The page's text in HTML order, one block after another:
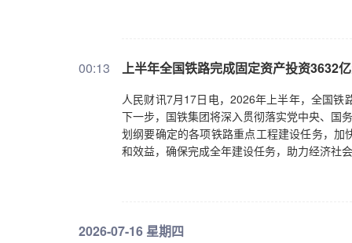
来看，各方对稳定市场有信心，也有行动。7
两创板自愿性披露50余家，其中不乏此前市
到1500余家次，其中主板有820余家次、两创
予以否认，明确两融风险可控，不存在大面积
也纷纷否认“已将韩国科技股走势纳入因子模
各方合力，健全长钱长投的市场机制；主动
存储龙头上市，资金分化可能好于预期，构
确保人工智能始终处于人类控制之下。共同
法。第三，鼓励包容并蓄，促进文明互鉴。
理解和包容，促进不同文明交流互鉴，精心
理。践行真正的多边主义，切实发挥联合国
形成具有广泛共识的全球治理框架，让这一
沟，促进可持续发展，避免在人工智能领域造
策制度、应用规范、伦理准则，确保人工智
00:13 上半年全国铁路完成固定资产投资3632
人民财讯7月17日电，2026年上半年，全国
下一步，国铁集团将深入贯彻落实党中央、国
划纲要确定的各项铁路重点工程建设任务，
和效益，确保完成全年建设任务，助力经济社
2026-07-16 星期四